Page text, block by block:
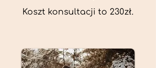
Koszt konsultacji to 230zł.